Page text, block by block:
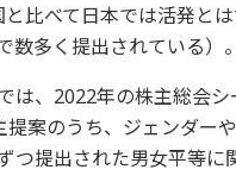
比べて日本では活発と
多く提出されている）。
、2022年の株主総会
案のうち、ジェンダー
つ提出された男女平等に